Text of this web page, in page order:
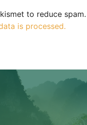
to reduce spam.
is processed.